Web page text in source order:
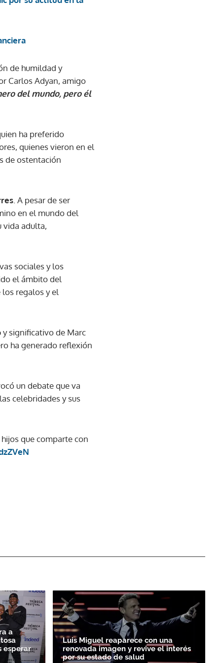
de humildad y
Carlos Adyan, amigo
del mundo, pero él
ha preferido
quienes vieron en el
de ostentación
. A pesar de ser
en el mundo del
vida adulta,
sociales y los
el ámbito del
regalos y el
y significativo de Marc
ha generado reflexión
un debate que va
celebridades y sus
que comparte con
a
esperar
Luis Miguel reaparece con una
renovada imagen y revive el interés
por su estado de salud